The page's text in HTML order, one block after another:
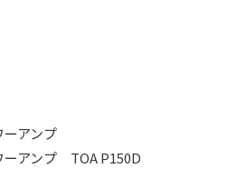
アンプ
ーアンプ TOA P150D